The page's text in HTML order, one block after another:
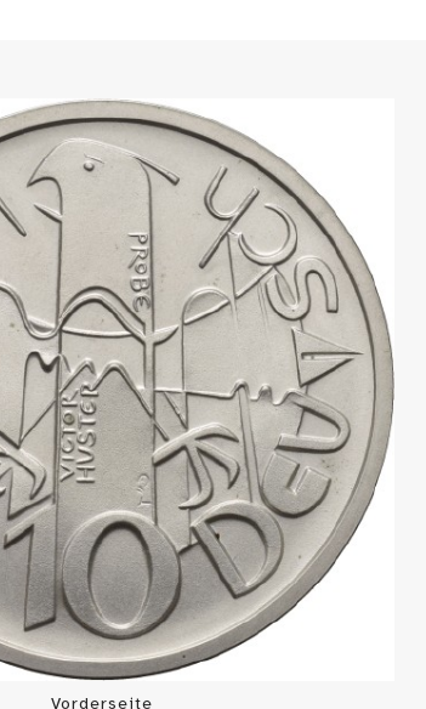
Vorderseite